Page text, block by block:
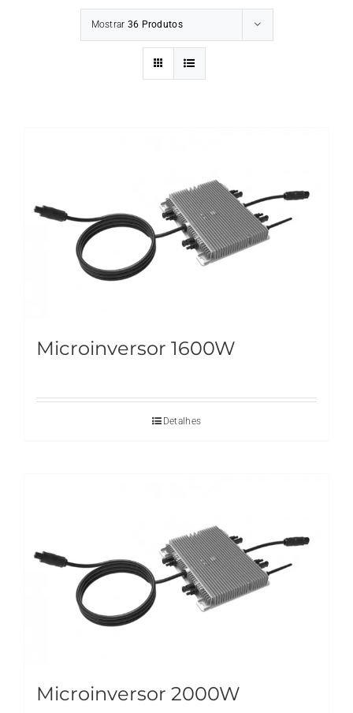
Mostrar 36 Produtos
Microinversor 1600W
Detalhes
Microinversor 2000W